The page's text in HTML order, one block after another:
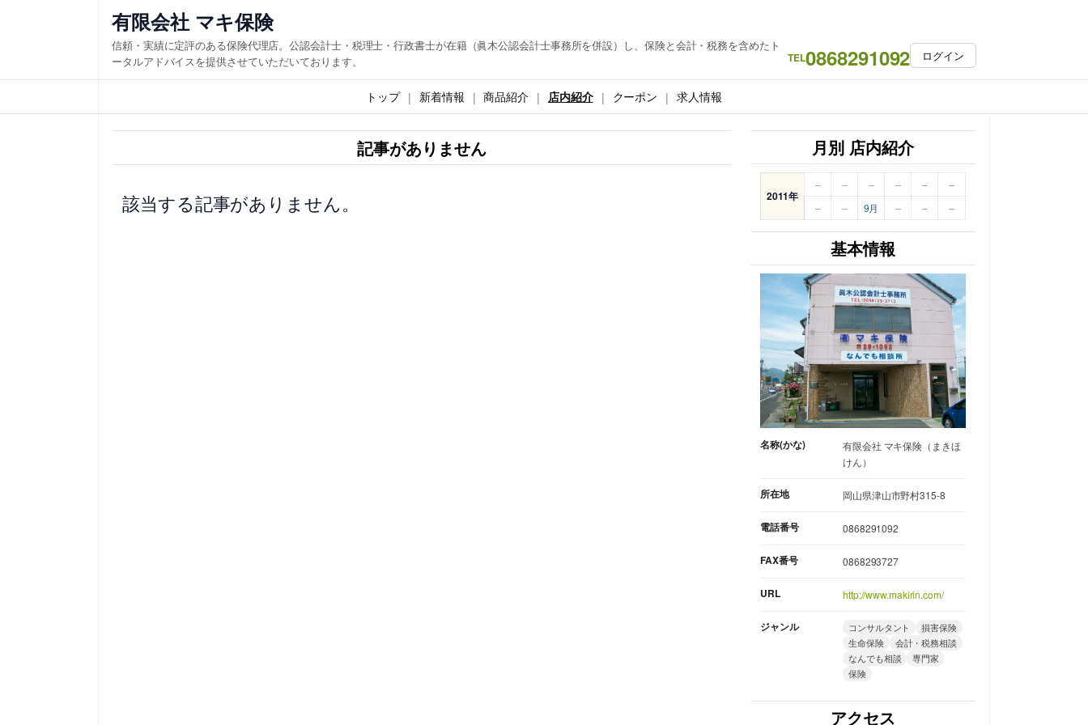
ス
キ
有限会社 マキ保険
信頼・実績に定評のある保険代理店。公認会計士・税理士・行政書士が在籍（眞木公認会計士事務所を併設）し、保険と会計・税務を含めたト
ータルアドバイスを提供させていただいております。
TEL0868291092 ログイン
トップ 新着情報 商品紹介 店内紹介 クーポン 求人情報
記事がありません
該当する記事がありません。
月別 店内紹介
2011年
– – – – –
–
–
– 9月 – – –
基本情報
名称(かな)
有限会社 マキ保険（まきほ
けん）
所在地 岡山県津山市野村315-8
電話番号 0868291092
FAX番号 0868293727
URL http://www.makirin.com/
ジャンル コンサルタント
損害保険
生命保険
会計・税務相談
なんでも相談
専門家
保険
アクセス